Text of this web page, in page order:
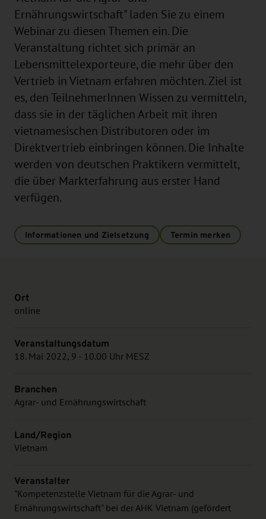
Ernährungswirtschaft" laden Sie zu einem
Webinar zu diesen Themen ein. Die
Veranstaltung richtet sich primär an
Lebensmittelexporteure, die mehr über den
Vertrieb in Vietnam erfahren möchten. Ziel ist
es, den TeilnehmerInnen Wissen zu vermitteln,
dass sie in der täglichen Arbeit mit ihren
vietnamesischen Distributoren oder im
Direktvertrieb einbringen können. Die Inhalte
werden von deutschen Praktikern vermittelt,
die über Markterfahrung aus erster Hand
verfügen.
Informationen und Zielsetzung Termin merken
Ort
online
Veranstaltungsdatum
18. Mai 2022, 9 - 10.00 Uhr MESZ
Branchen
Agrar- und Ernährungswirtschaft
Land/Region
Vietnam
Veranstalter
"Kompetenzstelle Vietnam für die Agrar- und
Ernährungswirtschaft" bei der AHK Vietnam (gefördert